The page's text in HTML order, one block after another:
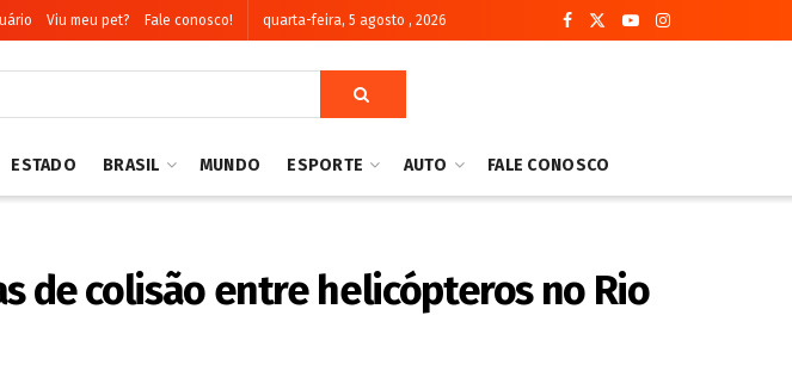
Viu meu pet? Fale conosco! quarta-feira, 5 agosto , 2026
ESTADO BRASIL MUNDO ESPORTE AUTO FALE CONOSCO
de colisão entre helicópteros no Rio